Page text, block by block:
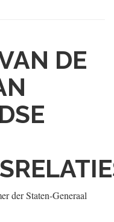
DE
der Staten-Generaal